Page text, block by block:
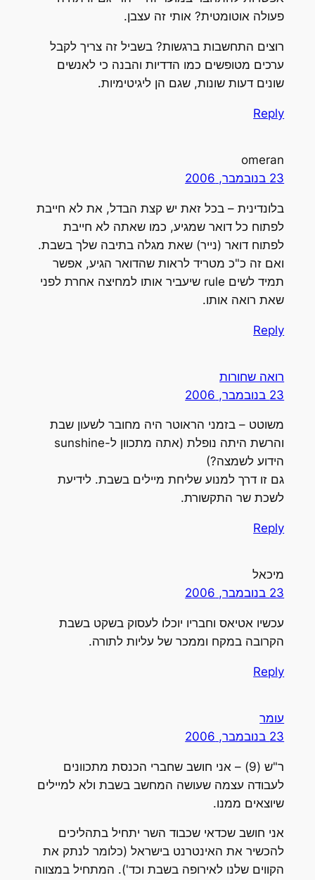
פעולה אוטומטית? אותי זה עצבן.
רוצים התחשבות ברגשות? בשביל זה צריך לקבל
ערכים מטופשים כמו הדדיות והבנה כי לאנשים
שונים דעות שונות, שגם הן ליגיטימיות.
Reply
omeran
23 בנובמבר, 2006
בלונדינית – בכל זאת יש קצת הבדל, את לא חייבת
לפתוח כל דואר שמגיע, כמו שאתה לא חייבת
לפתוח דואר (נייר) שאת מגלה בתיבה שלך בשבת.
ואם זה כ"כ מטריד לראות שהדואר הגיע, אפשר
תמיד לשים rule שיעביר אותו למחיצה אחרת לפני
שאת רואה אותו.
Reply
רואה שחורות
23 בנובמבר, 2006
משוטט – בזמני הראוטר היה מחובר לשעון שבת
והרשת היתה נופלת (אתה מתכוון ל-sunshine
הידוע לשמצה?)
גם זו דרך למנוע שליחת מיילים בשבת. לידיעת
לשכת שר התקשורת.
Reply
מיכאל
23 בנובמבר, 2006
עכשיו אטיאס וחבריו יוכלו לעסוק בשקט בשבת
הקרובה במקח וממכר של עליות לתורה.
Reply
עומר
23 בנובמבר, 2006
ר"ש (9) – אני חושב שחברי הכנסת מתכוונים
לעבודה עצמה שעושה המחשב בשבת ולא למיילים
שיוצאים ממנו.
אני חושב שכדאי שכבוד השר יתחיל בתהליכים
להכשיר את האינטרנט בישראל (כלומר לנתק את
הקווים שלנו לאירופה בשבת וכד'). המתחיל במצווה